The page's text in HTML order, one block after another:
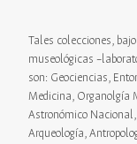
Tales colecciones,
museológicas
son: Geociencias,
Medicina, Organolgía
Astronómico
Arqueología,